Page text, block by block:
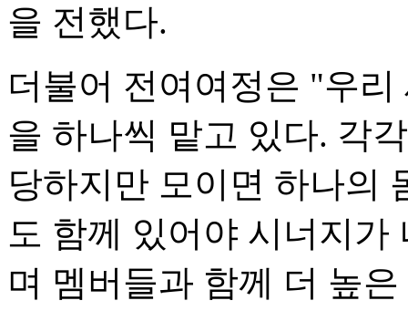
을 전했다.
더불어 전여여정은 "우
을 하나씩 맡고 있다. 각
당하지만 모이면 하나의
도 함께 있어야 시너지
며 멤버들과 함께 더 높